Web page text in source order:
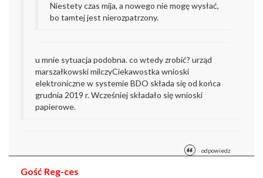
Niestety czas mija, a nowego nie mogę wysłać,
bo tamtej jest nierozpatrzony.
u mnie sytuacja podobna. co wtedy zrobić? urząd
marszałkowski milczyCiekawostka wnioski
elektroniczne w systemie BDO składa się od końca
grudnia 2019 r. Wcześniej składało się wnioski
papierowe.
odpowiedz
Gość Reg-ces